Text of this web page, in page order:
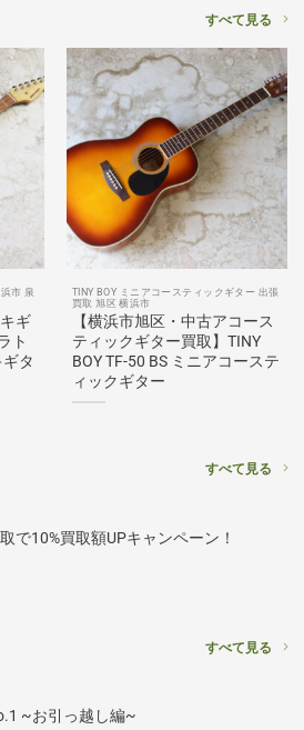
すべて見る
市 泉
ギ
ト
タ
TINY BOY ミニアコースティックギター 出張
買取 旭区 横浜市
【横浜市旭区・中古アコース
ティックギター買取】TINY
BOY TF-50 BS ミニアコーステ
ィックギター
すべて見る
で10%買取額UPキャンペーン！
すべて見る
~お引っ越し編~